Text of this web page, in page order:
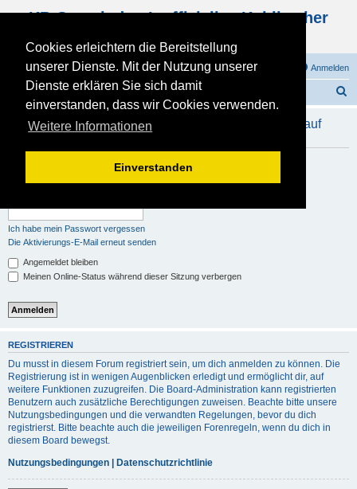
Cookies erleichtern die Bereitstellung
unserer Dienste. Mit der Nutzung unserer
Dienste erklären Sie sich damit
einverstanden, dass wir Cookies verwenden.
Weitere Informationen
Einverstanden
KB Gemeinde - Inoffizielles Kohlbacher
FAQ Anmelden
Registrieren
Foren-Übersicht
h
Um Beiträge in diesem Forum anzusehen, musst du auf
diesem Board registriert und angemeldet sein.
Ich habe mein Passwort vergessen
Die Aktivierungs-E-Mail erneut senden
Angemeldet bleiben
Meinen Online-Status während dieser Sitzung verbergen
REGISTRIEREN
Du musst in diesem Forum registriert sein, um dich anmelden zu können. Die
Registrierung ist in wenigen Augenblicken erledigt und ermöglicht dir, auf
weitere Funktionen zuzugreifen. Die Board-Administration kann registrierten
Benutzern auch zusätzliche Berechtigungen zuweisen. Beachte bitte unsere
Nutzungsbedingungen und die verwandten Regelungen, bevor du dich
registrierst. Bitte beachte auch die jeweiligen Forenregeln, wenn du dich in
diesem Board bewegst.
Nutzungsbedingungen | Datenschutzrichtlinie